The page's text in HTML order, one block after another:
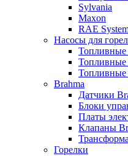
Sylvania
Maxon
RAE
Насосы для
Топливные
Топливные
Топливные
Brahma
Датчики
Блоки
Платы
Клапаны
Горелки